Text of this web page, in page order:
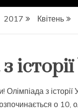
2017 Квітень
Олімпіада з
о 10,